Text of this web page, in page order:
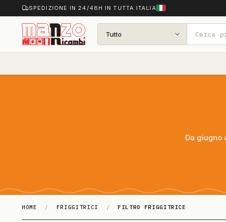
SPEDIZIONE IN 24/48H IN TUTTA ITALIA
Tutto
Da giugno
HOME / FRIGGITRICI / FILTRO FRIGGITRICE
FILTRO FRIGGI­TRI­CE